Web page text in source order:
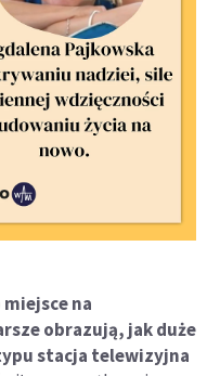
na
obrazują, jak duże
stacja telewizyjna